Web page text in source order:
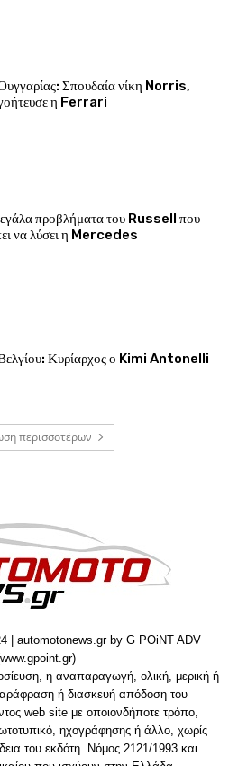
Σπουδαία νίκη Norris,
η Ferrari
προβλήματα του Russell που
να λύσει η Mercedes
Κυρίαρχος ο Kimi Antonelli
περισσοτέρων
| automotonews.gr by G POiNT ADV
η αναπαραγωγή, ολική, μερική ή
ή διασκευή απόδοση του
web site με οποιονδήποτε τρόπο,
ηχογράφησης ή άλλο, χωρίς
του εκδότη. Νόμος 2121/1993 και